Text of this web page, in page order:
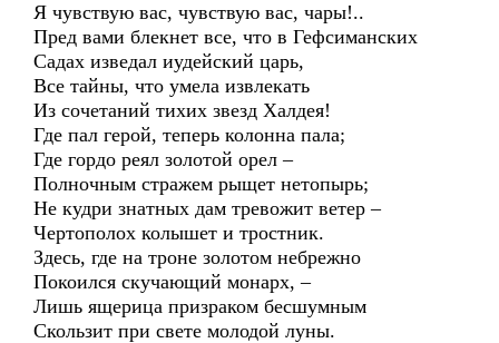
Я чувствую вас, чувствую вас, чары!..
Пред вами блекнет все, что в Гефсиманских
Садах изведал иудейский царь,
Все тайны, что умела извлекать
Из сочетаний тихих звезд Халдея!
Где пал герой, теперь колонна пала;
Где гордо реял золотой орел –
Полночным стражем рыщет нетопырь;
Не кудри знатных дам тревожит ветер –
Чертополох колышет и тростник.
Здесь, где на троне золотом небрежно
Покоился скучающий монарх, –
Лишь ящерица призраком бесшумным
Скользит при свете молодой луны.